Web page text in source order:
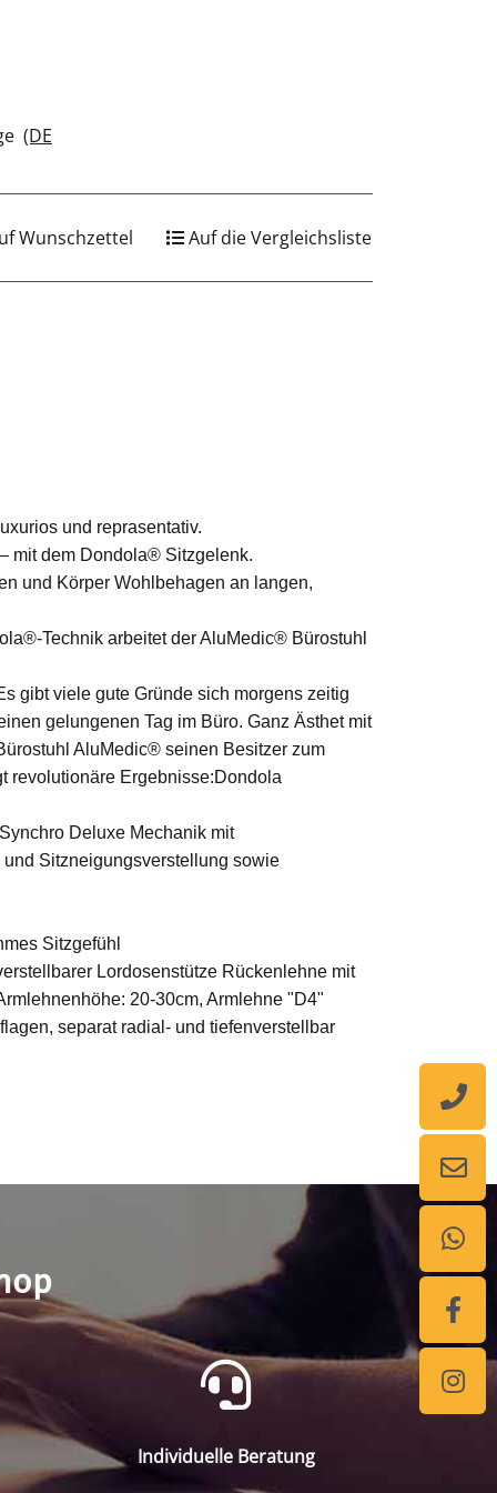
zu begeben. Aber, mit AluMedic®
seinen Besitzer zum Arbeiten ein. Die
Regensburg, unter der Leitung von
Ergebnisse:Dondola Sitztechnik
(DE
Wunschzettel Auf die Vergleichsliste
und reprasentativ.
mit dem Dondola® Sitzgelenk.
und Körper Wohlbehagen an langen,
Technik arbeitet der AluMedic® Bürostuhl
gibt viele gute Gründe sich morgens zeitig
gelungenen Tag im Büro. Ganz Ästhet mit
AluMedic® seinen Besitzer zum
revolutionäre Ergebnisse:Dondola
Deluxe Mechanik mit
Sitzneigungsverstellung sowie
Sitzgefühl
Lordosenstütze Rückenlehne mit
20-30cm, Armlehne "D4"
separat radial- und tiefenverstellbar
Individuelle Beratung